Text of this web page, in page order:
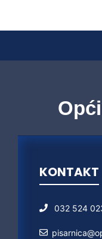
KONTAKT
032 524